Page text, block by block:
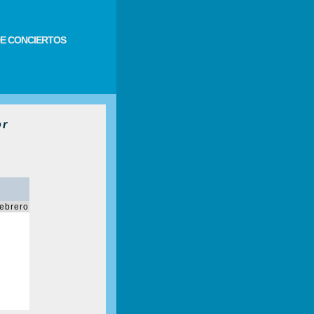
CONCIERTOS